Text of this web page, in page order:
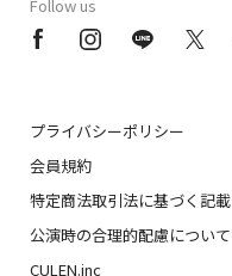
Follow us
プライバシーポリシー
会員規約
特定商法取引法に基づく記載
公演時の合理的配慮について
CULEN.inc